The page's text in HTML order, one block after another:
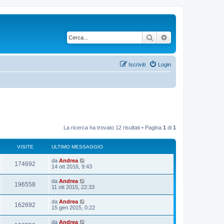
Cerca
Login
Iscriviti
La ricerca ha trovato 12 risultati • Pagina 1 di 1
VISITE ULTIMO MESSAGGIO
174692
i
t
U
m
o
m
e
s
s
a
da Andrea
14 ott 2016, 9:43
196558
i
U
m
o
m
e
da Andrea
11 ott 2015, 22:33
162692
i
U
da Andrea
15 gen 2015, 0:22
U
da Andrea